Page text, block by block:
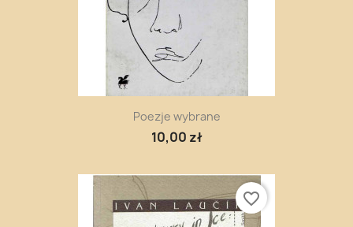
Poezje wybrane
10,00 zł
favorite_border